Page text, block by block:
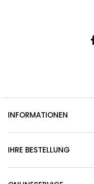
INFORMATIONEN
IHRE BESTELLUNG